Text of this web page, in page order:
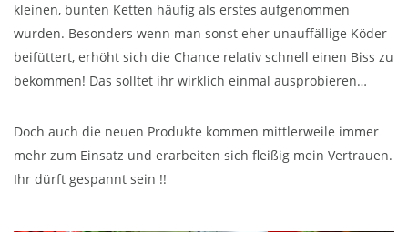
kleinen, bunten Ketten häufig als erstes aufgenommen
wurden. Besonders wenn man sonst eher unauffällige Köder
beifüttert, erhöht sich die Chance relativ schnell einen Biss zu
bekommen! Das solltet ihr wirklich einmal ausprobieren…
Doch auch die neuen Produkte kommen mittlerweile immer
mehr zum Einsatz und erarbeiten sich fleißig mein Vertrauen.
Ihr dürft gespannt sein !!